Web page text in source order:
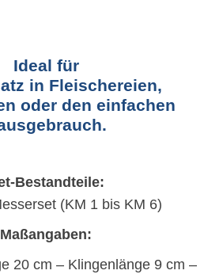
Ideal für
in Fleischereien,
oder den einfachen
Bestandteile:
(KM 1 bis KM 6)
Maßangaben:
20 cm – Klingenlänge 9 cm –